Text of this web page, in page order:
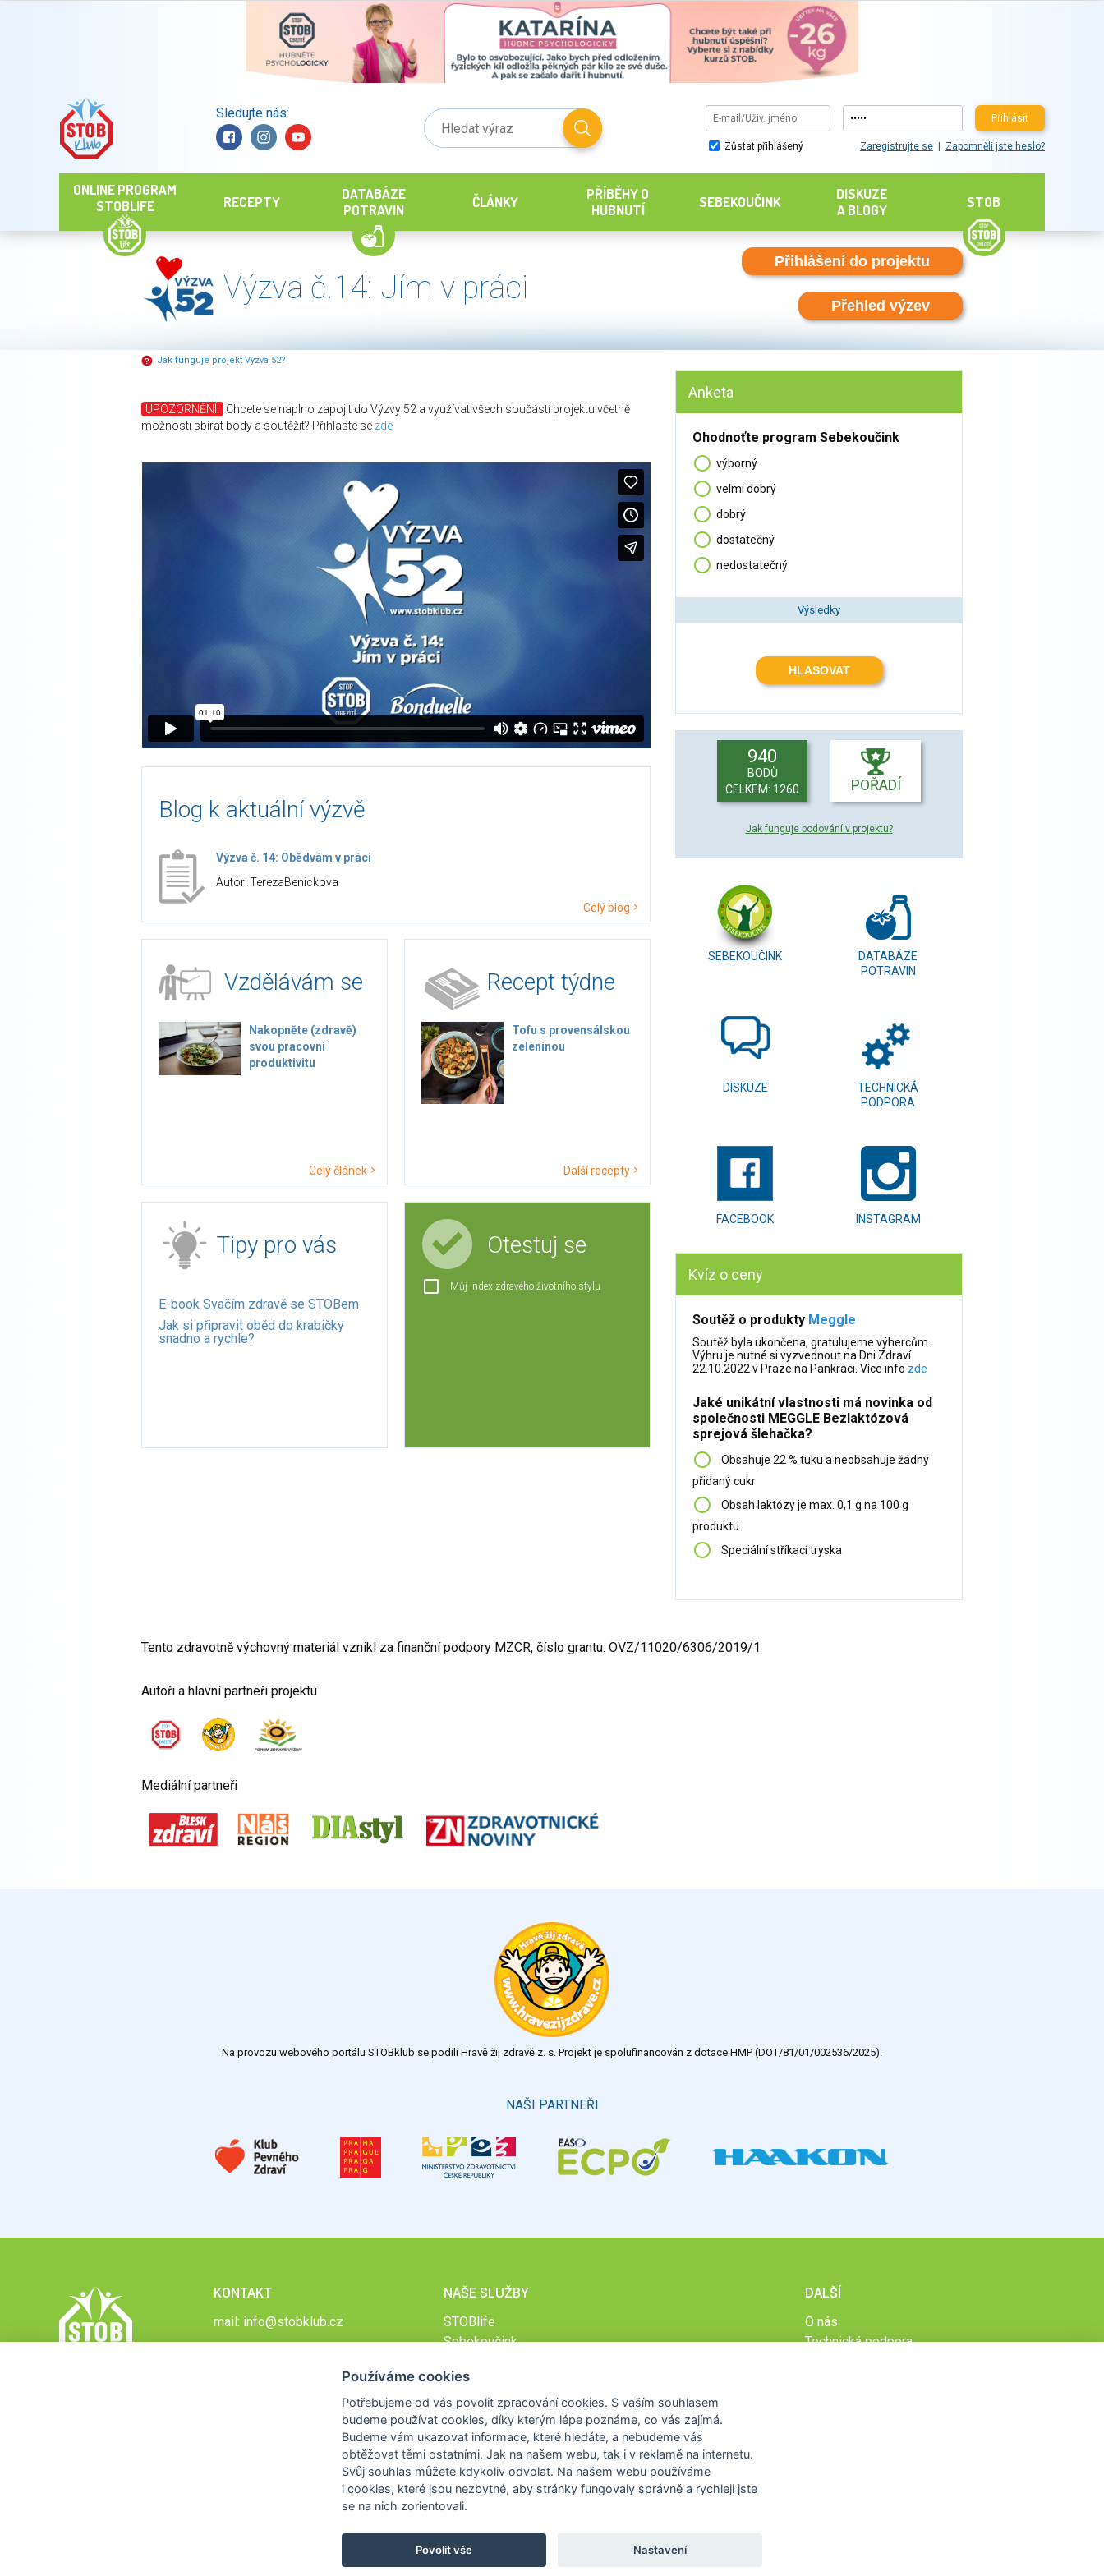
Sledujte nás:
Přihlásit
Zůstat přihlášený Zaregistrujte se Zapomněli jste heslo?
ONLINE PROGRAM
STOBLIFE
RECEPTY
DATABÁZE
POTRAVIN
ČLÁNKY
PŘÍBĚHY O
HUBNUTÍ
SEBEKOUČINK
DISKUZE
A BLOGY
STOB
Výzva č.14: Jím v práci
Přihlášení do projektu
Přehled výzev
Jak funguje projekt Výzva 52?
UPOZORNĚNÍ:
Chcete se naplno zapojit do Výzvy 52 a využívat všech součástí projektu včetně
možnosti sbírat body a soutěžit? Přihlaste se zde
Blog k aktuální výzvě
Výzva č. 14: Obědvám v práci
Autor: TerezaBenickova
Celý blog
Vzdělávám se
Nakopněte (zdravě)
svou pracovní
produktivitu
Celý článek
Recept týdne
Tofu s provensálskou
zeleninou
Další recepty
Tipy pro vás
E-book Svačím zdravě se STOBem
Jak si připravit oběd do krabičky
snadno a rychle?
Otestuj se
Můj index zdravého životního stylu
Anketa
Ohodnoťte program Sebekoučink
výborný
velmi dobrý
dobrý
dostatečný
nedostatečný
Výsledky
HLASOVAT
940
BODŮ
CELKEM: 1260
POŘADÍ
Jak funguje bodování v projektu?
SEBEKOUČINK
DATABÁZE
POTRAVIN
DISKUZE
TECHNICKÁ
PODPORA
FACEBOOK INSTAGRAM
Kvíz o ceny
Soutěž o produkty Meggle
Soutěž byla ukončena, gratulujeme výhercům.
Výhru je nutné si vyzvednout na Dni Zdraví
22.10.2022 v Praze na Pankráci. Více info zde
Jaké unikátní vlastnosti má novinka od
společnosti MEGGLE Bezlaktózová
sprejová šlehačka?
Obsahuje 22 % tuku a neobsahuje žádný
přidaný cukr
Obsah laktózy je max. 0,1 g na 100 g
produktu
Speciální stříkací tryska
Tento zdravotně výchovný materiál vznikl za finanční podpory MZCR, číslo grantu: OVZ/11020/6306/2019/1
Autoři a hlavní partneři projektu
Mediální partneři
Na provozu webového portálu STOBklub se podílí Hravě žij zdravě z. s. Projekt je spolufinancován z dotace HMP (DOT/81/01/002536/2025).
NAŠI PARTNEŘI
KONTAKT
mail: info@stobklub.cz
NAŠE SLUŽBY
STOBlife
Sebekoučink
STOB.cz
DALŠÍ
O nás
Technická podpora
Používáme cookies
Potřebujeme od vás povolit zpracování cookies. S vaším souhlasem
budeme používat cookies, díky kterým lépe poznáme, co vás zajímá.
Budeme vám ukazovat informace, které hledáte, a nebudeme vás
obtěžovat těmi ostatními. Jak na našem webu, tak i v reklamě na internetu.
Svůj souhlas můžete kdykoliv odvolat. Na našem webu používáme
i cookies, které jsou nezbytné, aby stránky fungovaly správně a rychleji jste
se na nich zorientovali.
Povolit vše Nastavení